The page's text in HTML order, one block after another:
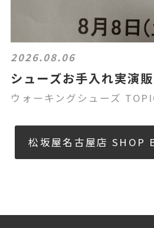
2026.08.06
シューズお手入れ実演
ウォーキングシューズ
松坂屋名古屋店 SHOP